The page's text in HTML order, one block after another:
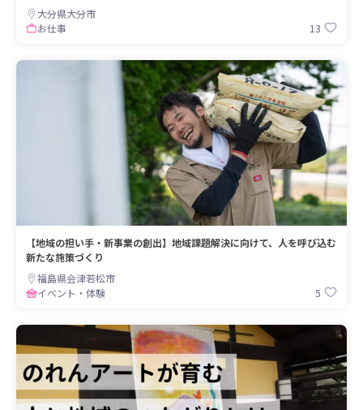
大分県大分市
お仕事
13
【地域の担い手・新事業の創出】地域課題解決に向けて、人を呼び込む
新たな施策づくり
福島県会津若松市
イベント・体験
5